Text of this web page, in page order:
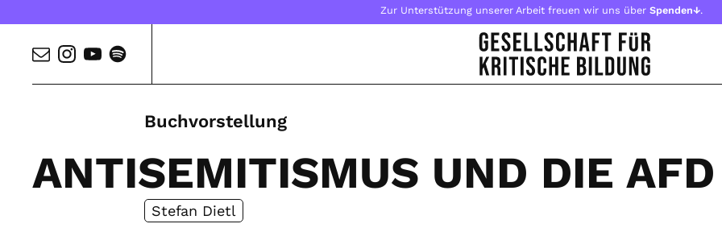
Zur Unterstützung unserer Arbeit freuen wir uns über Spenden↓.
Buchvorstellung
ANTISEMITISMUS UND DIE AFD
Stefan Dietl